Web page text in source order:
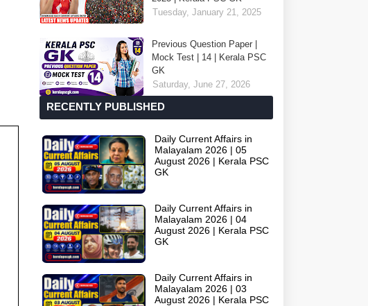
Tuesday, January 21, 2025
Previous Question Paper |
Mock Test | 14 | Kerala PSC
GK
Saturday, June 27, 2026
RECENTLY PUBLISHED
Daily Current Affairs in
Malayalam 2026 | 05
August 2026 | Kerala PSC
GK
Daily Current Affairs in
Malayalam 2026 | 04
August 2026 | Kerala PSC
GK
Daily Current Affairs in
Malayalam 2026 | 03
August 2026 | Kerala PSC